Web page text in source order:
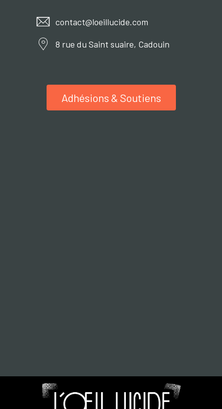
contact@loeillucide.com
8 rue du Saint suaire, Cadouin
Adhésions & Soutiens